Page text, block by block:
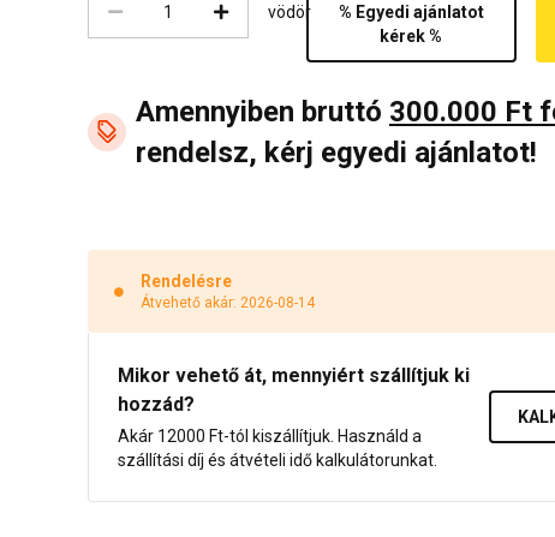
vödör
% Egyedi ajánlatot
kérek %
Amennyiben bruttó 300.000 Ft
rendelsz, kérj egyedi ajánlatot!
Rendelésre
Átvehető akár: 2026-08-14
Mikor vehető át, mennyiért szállítjuk ki
hozzád?
Akár 12000 Ft-tól kiszállítjuk. Használd a
szállítási díj és átvételi idő kalkulátorunkat.